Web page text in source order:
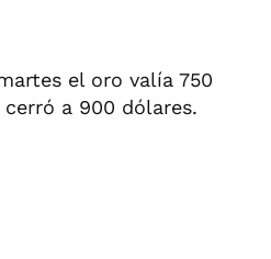
el oro valía 750
a 900 dólares.